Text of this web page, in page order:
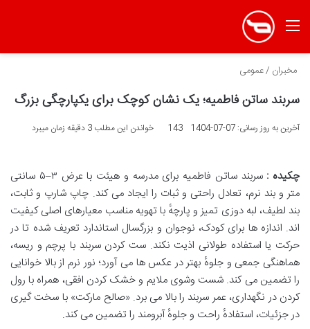
منو
مخبران /عمومی
سربند ساتن فاطمیه؛ یک نشان کوچک برای یکپارچگی بزرگ
آخرین به روز رسانی: 07-07-1404 143 خواندن این مطلب 3 دقیقه زمان میبرد
چکیده :
سربند ساتن فاطمیه برای مدرسه و هیئت با عرض ۳–۵ سانتی
متر و بند نرم، تعادل راحتی و ثبات را ایجاد می کند. چاپ شارپ و ثابت،
بند لطیف، لبه دوزی تمیز و پارچهٔ با تهویه مناسب معیارهای اصلی کیفیت
اند. اندازه ها برای کودک، نوجوان و بزرگسال استاندارد تعریف شده تا در
حرکت یا استفاده طولانی اذیت نکند. ست کردن سربند با پرچم و ریسه،
هماهنگی جمعی و جلوهٔ بهتر در عکس ها می آورد؛ نور نرم از بالا خوانایی
را تضمین می کند. شست وشوی ملایم و خشک کردن افقی، همراه با رول
کردن در نگهداری، عمر سربند را بالا می برد. «صالح مارکت» با سخت گیری
در جزئیات، استفادهٔ راحت و جلوهٔ آبرومند را تضمین می کند.